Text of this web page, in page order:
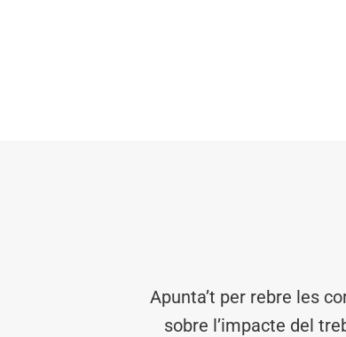
Apunta’t per rebre les
sobre l’impacte del